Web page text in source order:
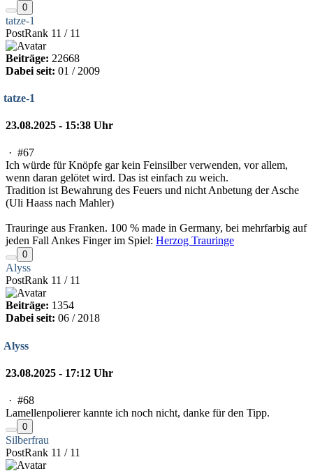
0
tatze-1
PostRank 11 / 11
Beiträge: 22668
Dabei seit: 01 / 2009
tatze-1
23.08.2025 - 15:38 Uhr
· #67
Ich würde für Knöpfe gar kein Feinsilber verwenden, vor allem,
wenn daran gelötet wird. Das ist einfach zu weich.
Tradition ist Bewahrung des Feuers und nicht Anbetung der Asche
(Uli Haass nach Mahler)
Trauringe aus Franken. 100 % made in Germany, bei mehrfarbig auf
jeden Fall Ankes Finger im Spiel: Herzog Trauringe
0
Alyss
PostRank 11 / 11
Beiträge: 1354
Dabei seit: 06 / 2018
Alyss
23.08.2025 - 17:12 Uhr
· #68
Lamellenpolierer kannte ich noch nicht, danke für den Tipp.
0
Silberfrau
PostRank 11 / 11